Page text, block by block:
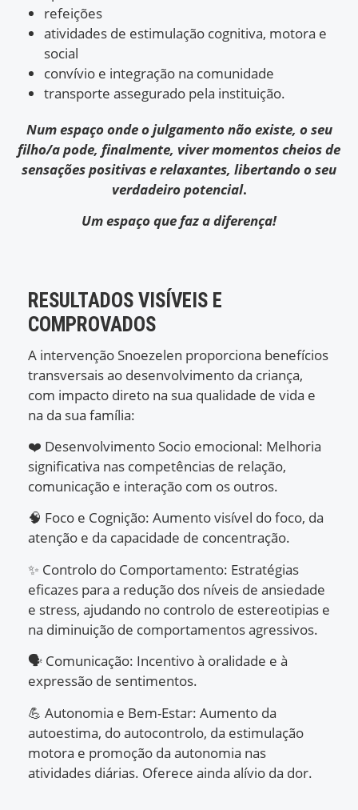
refeições
atividades de estimulação cognitiva, motora e
social
convívio e integração na comunidade
transporte assegurado pela instituição.
Num espaço onde o julgamento não existe, o seu
filho/a pode, finalmente, viver momentos cheios de
sensações positivas e relaxantes, libertando o seu
verdadeiro potencial.
Um espaço que faz a diferença!
RESULTADOS VISÍVEIS E
COMPROVADOS
A intervenção Snoezelen proporciona benefícios
transversais ao desenvolvimento da criança,
com impacto direto na sua qualidade de vida e
na da sua família:
❤️ Desenvolvimento Socio emocional: Melhoria
significativa nas competências de relação,
comunicação e interação com os outros.
🧠 Foco e Cognição: Aumento visível do foco, da
atenção e da capacidade de concentração.
✨ Controlo do Comportamento: Estratégias
eficazes para a redução dos níveis de ansiedade
e stress, ajudando no controlo de estereotipias e
na diminuição de comportamentos agressivos.
🗣️ Comunicação: Incentivo à oralidade e à
expressão de sentimentos.
💪 Autonomia e Bem-Estar: Aumento da
autoestima, do autocontrolo, da estimulação
motora e promoção da autonomia nas
atividades diárias. Oferece ainda alívio da dor.